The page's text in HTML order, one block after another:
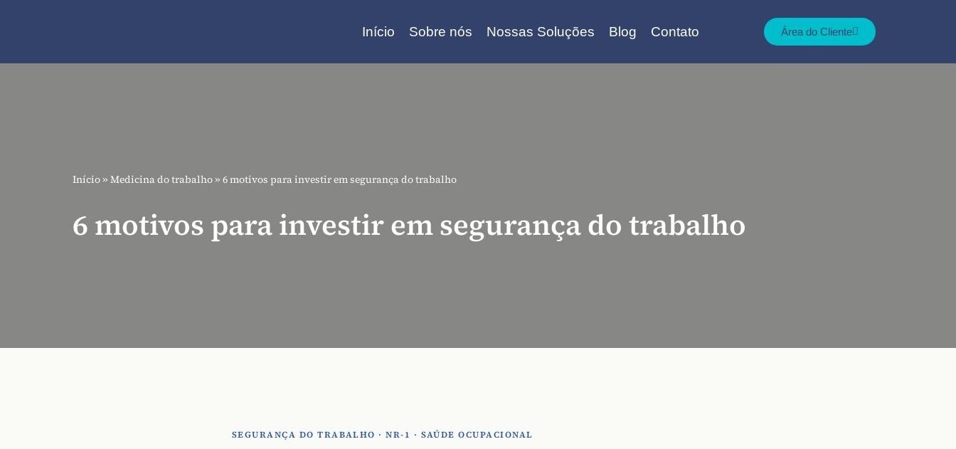
para
Área do Cliente
Início Sobre nós Nossas Soluções Blog Contato
Início» Medicina do trabalho» 6 motivos para investir em segurança do trabalho
6 motivos para investir em segurança do trabalho
SEGURANÇA DO TRABALHO · NR-1 · SAÚDE OCUPACIONAL